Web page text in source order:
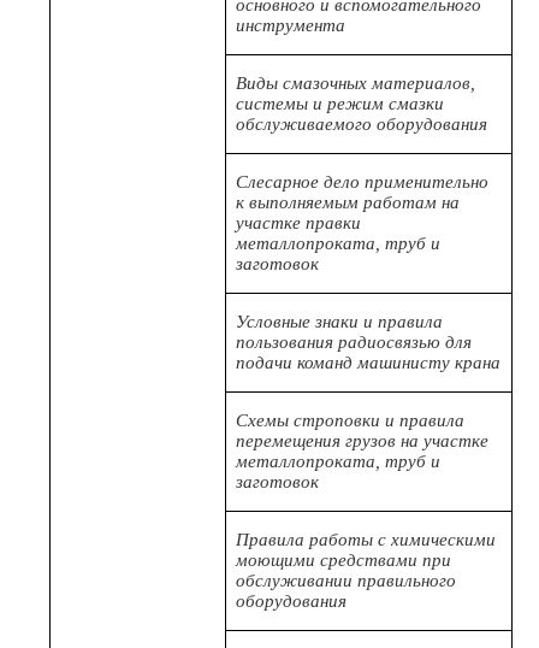
основного и вспомогательного
инструмента
Виды смазочных материалов,
системы и режим смазки
обслуживаемого оборудования
Слесарное дело применительно
к выполняемым работам на
участке правки
металлопроката, труб и
заготовок
Условные знаки и правила
пользования радиосвязью для
подачи команд машинисту крана
Схемы строповки и правила
перемещения грузов на участке
металлопроката, труб и
заготовок
Правила работы с химическими
моющими средствами при
обслуживании правильного
оборудования